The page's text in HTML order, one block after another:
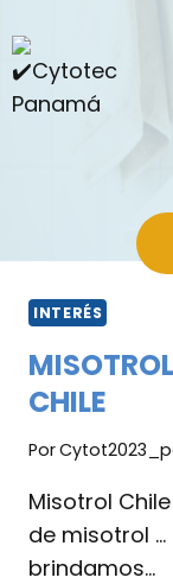
INTERÉS
CHILE
Por
Misotrol
de misotrol …
brindamos…